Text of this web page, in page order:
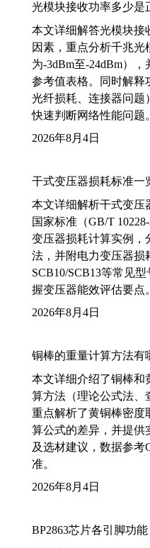
光模块接收功率多少是
本文详细解答光模块接
因素，重点分析千兆光
为-3dBm至-24dBm）
参考值表格。同时解释
光纤损耗、连接器问题
快速判断网络性能问题。
2026年8月4日
干式变压器损耗标准一
本文详细解析干式变压
国家标准（GB/T
变压器损耗计算实例，
法，并附电力变压器损
SCB10/SCB13等常见
握变压器能效评估要点。
2026年8月4日
铜棒的重量计算方法有
本文详细介绍了铜棒和
算方法（理论公式法、
重点解析了黄铜棒密度
算公式的差异，并提供
及选材建议，数据参考
准。
2026年8月4日
BP2863芯片各引脚功能